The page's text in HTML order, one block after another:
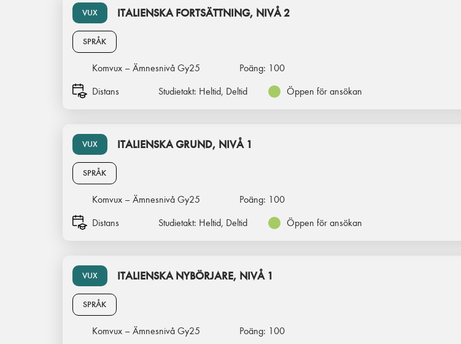
VUX ITALIENSKA FORTSÄTTNING, NIVÅ 2
SPRÅK
Komvux – Ämnesnivå Gy25 Poäng: 100
Distans
Studietakt: Heltid, Deltid Öppen för ansökan
VUX ITALIENSKA GRUND, NIVÅ 1
SPRÅK
Komvux – Ämnesnivå Gy25 Poäng: 100
Distans
Studietakt: Heltid, Deltid Öppen för ansökan
VUX ITALIENSKA NYBÖRJARE, NIVÅ 1
SPRÅK
Komvux – Ämnesnivå Gy25 Poäng: 100